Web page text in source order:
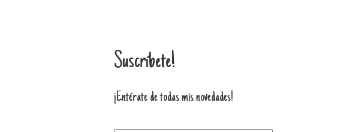
Suscríbete!
¡Entérate de todas mis novedades!